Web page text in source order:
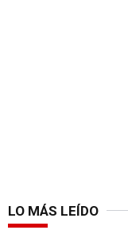
LO MÁS LEÍDO